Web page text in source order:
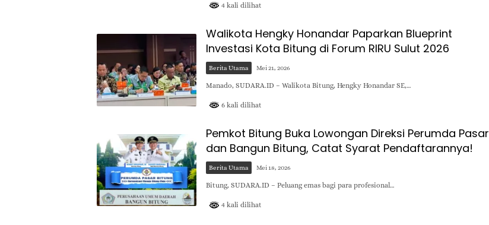
4 kali dilihat
Walikota Hengky Honandar Paparkan Blueprint
Investasi Kota Bitung di Forum RIRU Sulut 2026
Berita Utama Mei 21, 2026
​Manado, SUDARA.ID – Walikota Bitung, Hengky Honandar SE,…
6 kali dilihat
Pemkot Bitung Buka Lowongan Direksi Perumda Pasar
dan Bangun Bitung, Catat Syarat Pendaftarannya!
Berita Utama Mei 18, 2026
Bitung, SUDARA.ID – Peluang emas bagi para profesional…
4 kali dilihat